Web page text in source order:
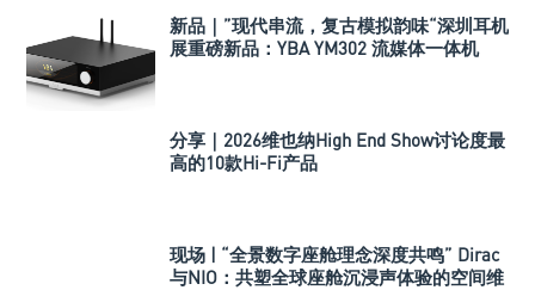
新品｜”现代串流，复古模拟韵味“深圳耳机
展重磅新品：YBA YM302 流媒体一体机
分享｜2026维也纳High End Show讨论度最
高的10款Hi-Fi产品
现场 | “全景数字座舱理念深度共鸣” Dirac
与NIO：共塑全球座舱沉浸声体验的空间维